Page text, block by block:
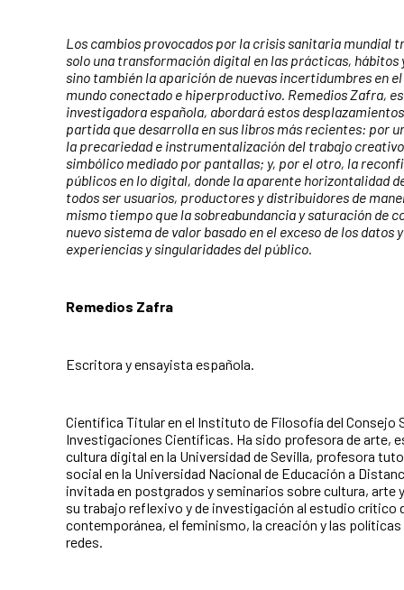
Los cambios provocados por la crisis sanitaria mundial
solo una transformación digital en las prácticas, hábitos
sino también la aparición de nuevas incertidumbres en
mundo conectado e hiperproductivo. Remedios Zafra,
investigadora española, abordará estos
partida que desarrolla en sus libros más recientes: por
la precariedad e instrumentalización del trabajo
simbólico mediado por pantallas; y, por el otro, la
públicos en lo digital, donde la aparente horizontalidad
todos ser usuarios, productores y distribuidores de
mismo tiempo que la sobreabundancia y saturación de
nuevo sistema de valor basado en el exceso de los datos
experiencias y singularidades del público.
Remedios Zafra
Escritora y ensayista española.
Científica Titular en el Instituto de Filosofía del Consejo
Investigaciones Científicas. Ha sido profesora de arte,
cultura digital en la Universidad de Sevilla, profesora
social en la Universidad Nacional de Educación a
invitada en postgrados y seminarios sobre cultura, arte
su trabajo reflexivo y de investigación al estudio crítico
contemporánea, el feminismo, la creación y las políticas
redes.